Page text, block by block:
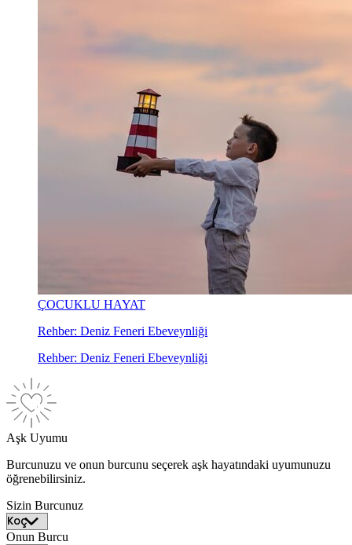
ÇOCUKLU HAYAT
Rehber: Deniz Feneri Ebeveynliği
Rehber: Deniz Feneri Ebeveynliği
Aşk Uyumu
Burcunuzu ve onun burcunu seçerek aşk hayatındaki uyumunuzu
öğrenebilirsiniz.
Sizin Burcunuz
Onun Burcu